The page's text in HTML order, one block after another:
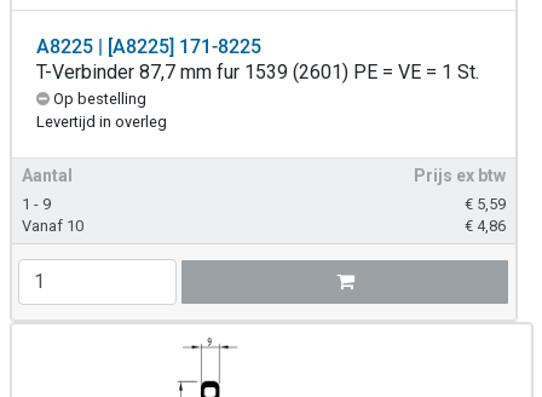
A8225 | [A8225] 171-8225
T-Verbinder 87,7 mm fur 1539 (2601) PE = VE = 1 St.
Op bestelling
Levertijd in overleg
Aantal Prijs ex btw
1 - 9 € 5,59
Vanaf 10
€ 4,86